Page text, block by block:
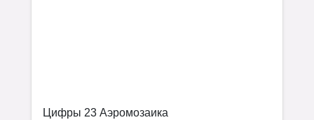
Цифры 23 Аэромозаика